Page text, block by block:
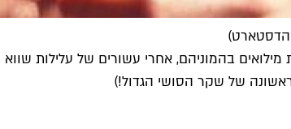
בהמוניהם, אחרי עשורים של עלילות
של שקר הסושי הגדול!)